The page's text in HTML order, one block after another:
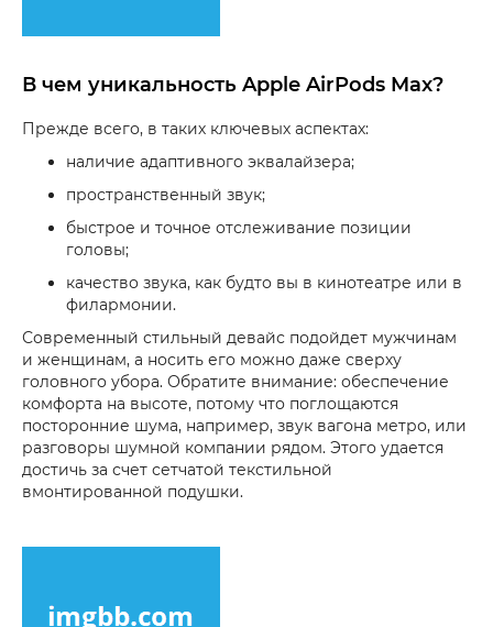
В чем уникальность Apple AirPods Max?
Прежде всего, в таких ключевых аспектах:
наличие адаптивного эквалайзера;
пространственный звук;
быстрое и точное отслеживание позиции
головы;
качество звука, как будто вы в кинотеатре или в
филармонии.
Современный стильный девайс подойдет мужчинам
и женщинам, а носить его можно даже сверху
головного убора. Обратите внимание: обеспечение
комфорта на высоте, потому что поглощаются
посторонние шума, например, звук вагона метро, или
разговоры шумной компании рядом. Этого удается
достичь за счет сетчатой текстильной
вмонтированной подушки.